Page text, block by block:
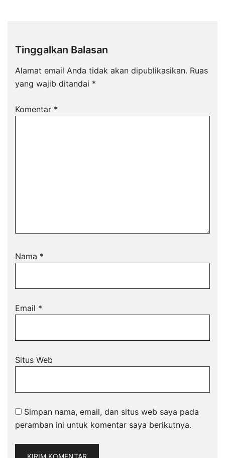
Tinggalkan Balasan
Alamat email Anda tidak akan dipublikasikan. Ruas
yang wajib ditandai *
Komentar *
Nama *
Email *
Situs Web
Simpan nama, email, dan situs web saya pada
peramban ini untuk komentar saya berikutnya.